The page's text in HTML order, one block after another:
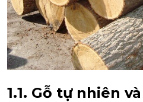
1.1. Gỗ tự nhiên